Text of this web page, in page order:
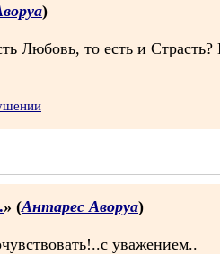
)
Любовь, то есть и
» (Антарес Аворуа)
уважением..